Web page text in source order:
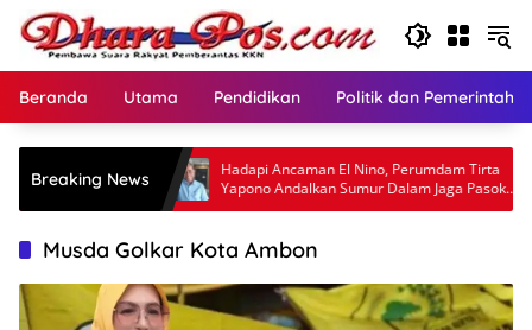
Langsung
konten
Beranda Utama Pendidikan Politik dan
Breaking News
Hadapi Ancaman El Nino, Perumdam Tirta
Yapono Andalkan Sumur Dalam Jaga Pasokan
Air Ambon
Musda Golkar Kota Ambon